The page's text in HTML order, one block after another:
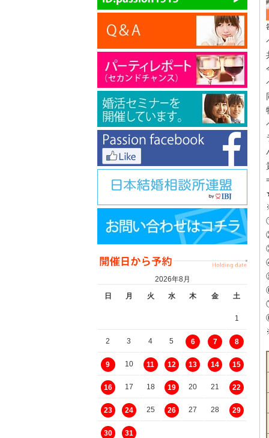
2026年8月
日
月 火 水 木 金 土
1
2 3 4 5 6 7 8
9 10 11 12 13 14 15
16 17 18 19 20 21 22
23 24 25 26 27 28 29
30 31